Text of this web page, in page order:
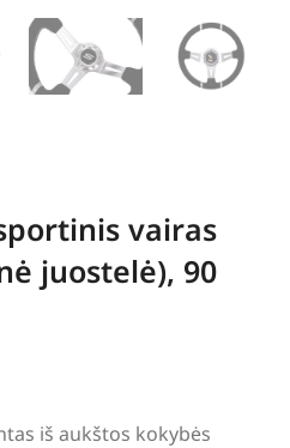
vairas
juostelė), 90
iš aukštos kokybės